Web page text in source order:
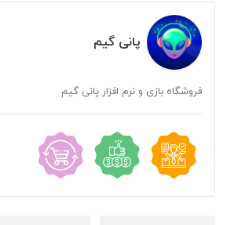
پانی گیم
فروشگاه بازی و نرم افزار پانی گیم